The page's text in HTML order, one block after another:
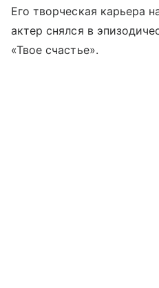
Его творческая карьера
актер снялся в
«Твое счастье».